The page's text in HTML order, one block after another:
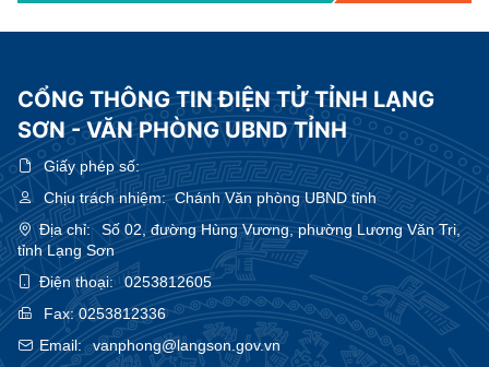
CỔNG THÔNG TIN ĐIỆN TỬ TỈNH LẠNG
SƠN - VĂN PHÒNG UBND TỈNH
Giấy phép số:
Chịu trách nhiệm:Chánh Văn phòng UBND tỉnh
Địa chỉ:
Số 02, đường Hùng Vương, phường Lương Văn Tri,
tỉnh Lạng Sơn
Điện thoại:
0253812605
Fax:0253812336
Email:
vanphong@langson.gov.vn